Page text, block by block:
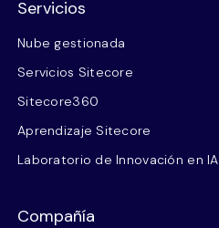
Servicios
Nube gestionada
Servicios Sitecore
Sitecore360
Aprendizaje Sitecore
Laboratorio de Innovación en IA
Compañía